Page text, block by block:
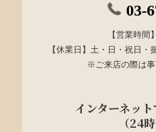
03-
【営業時
【休業日】土・日・祝日
※ご来店の際は
インターネッ
（24